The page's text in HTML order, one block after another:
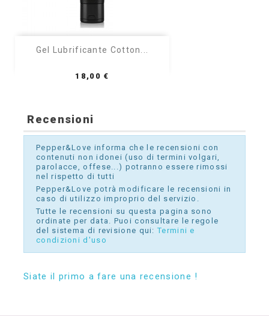
Gel Lubrificante Cotton...
Prezzo
18,00 €
Recensioni
Pepper&Love informa che le recensioni con
contenuti non idonei (uso di termini volgari,
parolacce, offese...) potranno essere rimossi
nel rispetto di tutti
Pepper&Love potrà modificare le recensioni in
caso di utilizzo improprio del servizio.
Tutte le recensioni su questa pagina sono
ordinate per data. Puoi consultare le regole
del sistema di revisione qui:Termini e
condizioni d'uso
Siate il primo a fare una recensione !